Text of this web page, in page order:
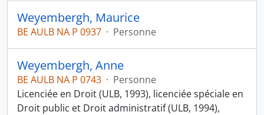
Weyembergh, Maurice
BE AULB NA P 0937 · Personne
Weyembergh, Anne
BE AULB NA P 0743 · Personne
Licenciée en Droit (ULB, 1993), licenciée spéciale en
Droit public et Droit administratif (ULB, 1994),